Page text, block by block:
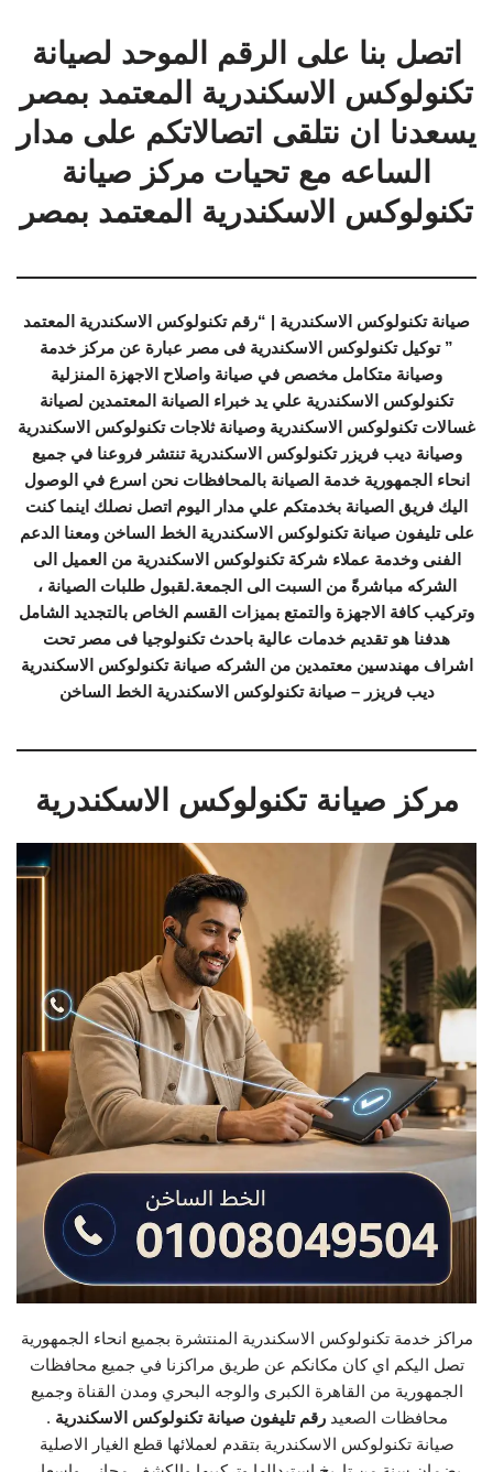
اتصل بنا على الرقم الموحد لصيانة
تكنولوكس الاسكندرية المعتمد بمصر
يسعدنا ان نتلقى اتصالاتكم على مدار
الساعه مع تحيات مركز صيانة
تكنولوكس الاسكندرية المعتمد بمصر
صيانة تكنولوكس الاسكندرية | “رقم تكنولوكس الاسكندرية المعتمد
” توكيل تكنولوكس الاسكندرية فى مصر عبارة عن مركز خدمة
وصيانة متكامل مخصص في صيانة واصلاح الاجهزة المنزلية
تكنولوكس الاسكندرية علي يد خبراء الصيانة المعتمدين لصيانة
غسالات تكنولوكس الاسكندرية وصيانة ثلاجات تكنولوكس الاسكندرية
وصيانة ديب فريزر تكنولوكس الاسكندرية تنتشر فروعنا في جميع
انحاء الجمهورية خدمة الصيانة بالمحافظات نحن اسرع في الوصول
اليك فريق الصيانة بخدمتكم علي مدار اليوم اتصل نصلك اينما كنت
على تليفون صيانة تكنولوكس الاسكندرية الخط الساخن ومعنا الدعم
الفنى وخدمة عملاء شركة تكنولوكس الاسكندرية من العميل الى
الشركه مباشرةً من السبت الى الجمعة.لقبول طلبات الصيانة ،
وتركيب كافة الاجهزة والتمتع بميزات القسم الخاص بالتجديد الشامل
هدفنا هو تقديم خدمات عالية باحدث تكنولوجيا فى مصر تحت
اشراف مهندسين معتمدين من الشركه صيانة تكنولوكس الاسكندرية
ديب فريزر – صيانة تكنولوكس الاسكندرية الخط الساخن
مركز صيانة تكنولوكس الاسكندرية
مراكز خدمة تكنولوكس الاسكندرية المنتشرة بجميع انحاء الجمهورية
تصل اليكم اي كان مكانكم عن طريق مراكزنا في جميع محافظات
الجمهورية من القاهرة الكبرى والوجه البحري ومدن القناة وجميع
محافظات الصعيد رقم تليفون صيانة تكنولوكس الاسكندرية .
صيانة تكنولوكس الاسكندرية بتقدم لعملائها قطع الغيار الاصلية